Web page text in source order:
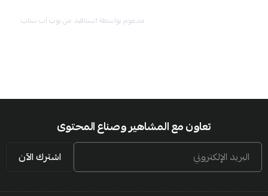
مدعوم بواسطة انستافيد من بوب اب سناب
تعاون مع المشاهير وصناع المحتوى
البريد الإلكتروني اشترك الآن